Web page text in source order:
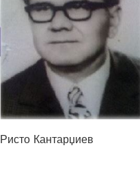
Ристо Кантарџиев